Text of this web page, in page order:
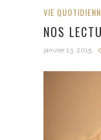
VIE
NOS
janvier 13, 2015